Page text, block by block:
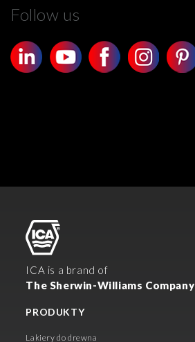
Follow us
ICA is a brand of
The Sherwin-Williams Company
PRODUKTY
Lakiery do drewna